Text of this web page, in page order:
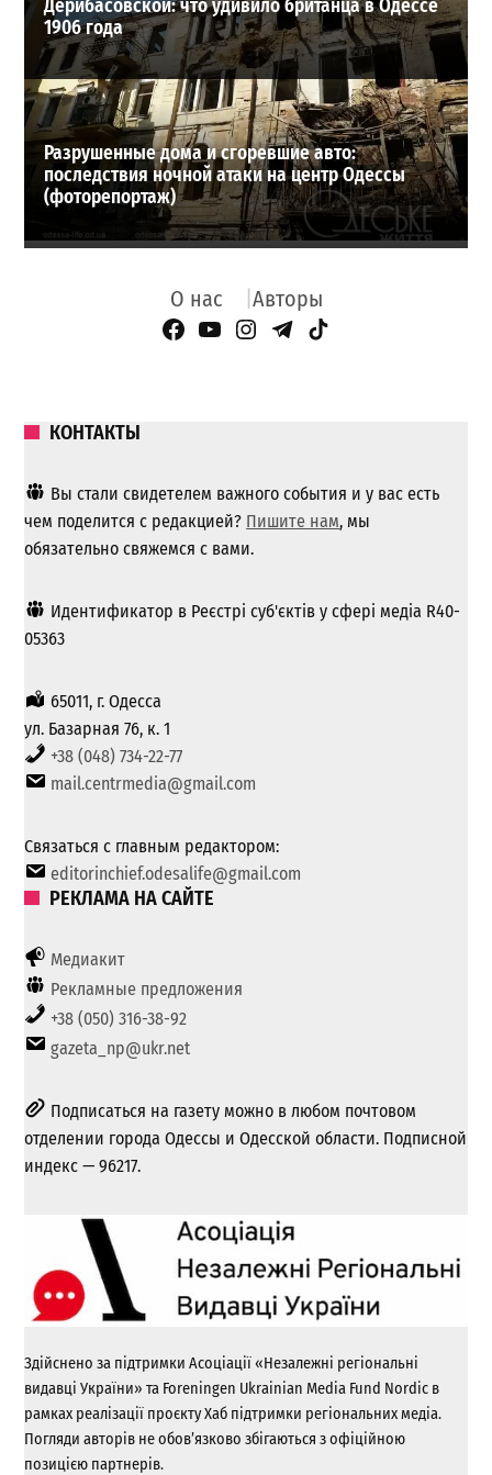
Дерибасовской: что удивило британца в Одессе
1906 года
Разрушенные дома и сгоревшие авто:
последствия ночной атаки на центр Одессы
(фоторепортаж)
О нас Авторы
Facebook Page
YouTube
Instagram
Telegram
TikTok
КОНТАКТЫ
Вы стали свидетелем важного события и у вас есть
чем поделится с редакцией? Пишите нам, мы
обязательно свяжемся с вами.
Идентификатор в Реєстрі суб'єктів у сфері медіа R40-
05363
65011, г. Одесса
ул. Базарная 76, к. 1
+38 (048) 734-22-77
mail.centrmedia@gmail.com
Связаться с главным редактором:
editorinchief.odesalife@gmail.com
РЕКЛАМА НА САЙТЕ
Медиакит
Рекламные предложения
+38 (050) 316-38-92
gazeta_np@ukr.net
Подписаться на газету можно в любом почтовом
отделении города Одессы и Одесской области. Подписной
индекс — 96217.
Здійснено за підтримки Асоціації «Незалежні регіональні
видавці України» та Foreningen Ukrainian Media Fund Nordic в
рамках реалізації проєкту Хаб підтримки регіональних медіа.
Погляди авторів не обов’язково збігаються з офіційною
позицією партнерів.